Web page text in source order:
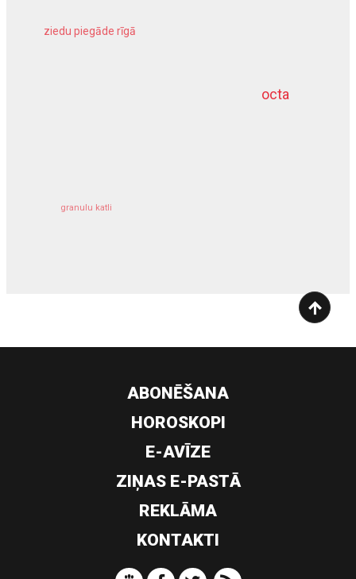
octa
ziedu piegāde rīgā
granulu katli
dziļurbums
ABONĒŠANA
HOROSKOPI
E-AVĪZE
ZIŅAS E-PASTĀ
REKLĀMA
KONTAKTI